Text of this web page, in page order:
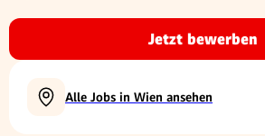
Jetzt bewerben
Alle Jobs in Wien ansehen